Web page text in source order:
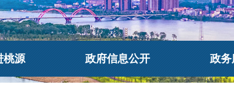
桃源 政府信息公开 政务